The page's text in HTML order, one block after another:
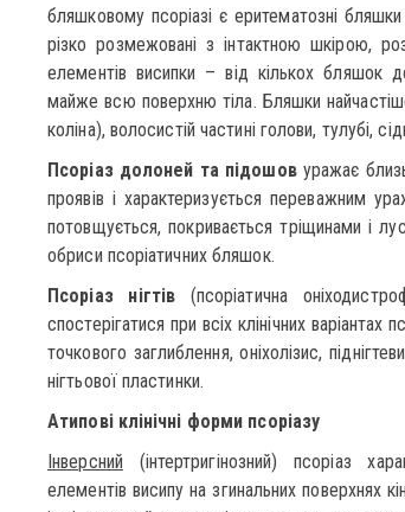
бляшковому псоріазі є еритематозні
різко розмежовані з інтактною шкірою,
елементів висипки – від кількох бляшок
майже всю поверхню тіла. Бляшки найчастіше
коліна), волосистій частині голови, тулубі,
Псоріаз долоней та підошовуражає
проявів і характеризується переважним
потовщується, покривається тріщинами і
обриси псоріатичних бляшок.
Псоріаз нігтів (псоріатична
спостерігатися при всіх клінічних
точкового заглиблення, оніхолізис,
нігтьової пластинки.
Атипові клінічні форми псоріазу
Інверсний (інтертригінозний) псоріаз
елементів висипу на згинальних поверхнях